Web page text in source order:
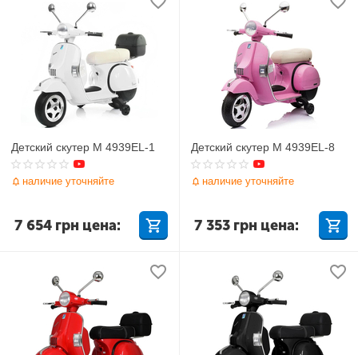
Детский скутер M 4939EL-1
наличие уточняйте
7 654 грн цена:
Детский скутер M 4939EL-8
наличие уточняйте
7 353 грн цена: